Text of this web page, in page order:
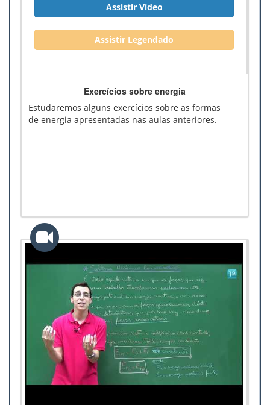
Assistir Vídeo
Assistir Legendado
Exercícios sobre energia
Estudaremos alguns exercícios sobre as formas
de energia apresentadas nas aulas anteriores.